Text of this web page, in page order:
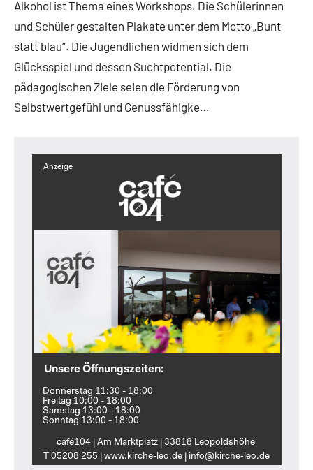
Alkohol ist Thema eines Workshops. Die Schülerinnen
und Schüler gestalten Plakate unter dem Motto „Bunt
statt blau“. Die Jugendlichen widmen sich dem
Glücksspiel und dessen Suchtpotential. Die
pädagogischen Ziele seien die Förderung von
Selbstwertgefühl und Genussfähigke…
Anzeige
Unsere Öffnungszeiten:
Donnerstag 11:30 - 18:00
Freitag 10:00 - 18:00
Samstag 13:00 - 18:00
Sonntag 13:00 - 18:00
café104 | Am Marktplatz | 33818 Leopoldshöhe
T 05208 255 | www.kirche‑leo.de | info@kirche‑leo.de